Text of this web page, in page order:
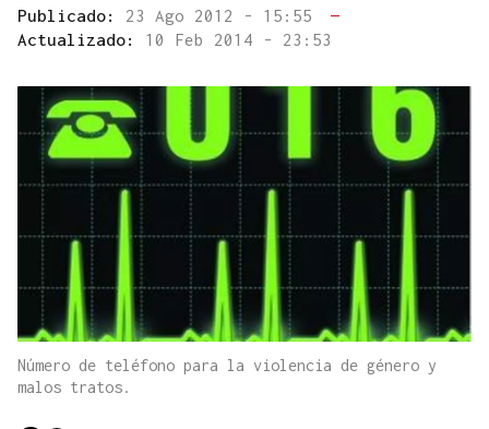
Publicado: 23 Ago 2012 - 15:55
—
Actualizado: 10 Feb 2014 - 23:53
Número de teléfono para la violencia de género y
malos tratos.